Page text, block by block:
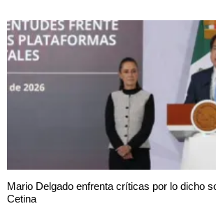
Mario Delgado enfrenta críticas por lo dicho
Cetina